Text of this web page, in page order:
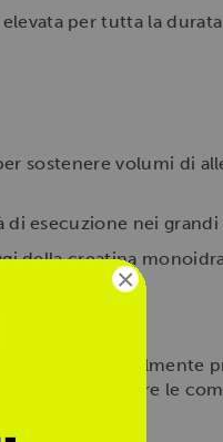
×
per tutta la durata
sostenere volumi di
di esecuzione nei
della creatina
preferibilmente
utile consumare le